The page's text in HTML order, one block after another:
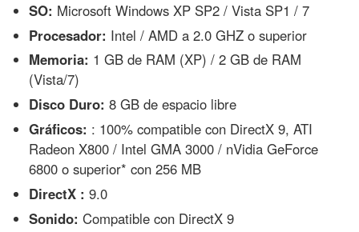
SO: Microsoft Windows XP SP2 / Vista SP1 / 7
Procesador: Intel / AMD a 2.0 GHZ o superior
Memoria: 1 GB de RAM (XP) / 2 GB de RAM
(Vista/7)
Disco Duro: 8 GB de espacio libre
Gráficos: : 100% compatible con DirectX 9, ATI
Radeon X800 / Intel GMA 3000 / nVidia GeForce
6800 o superior* con 256 MB
DirectX : 9.0
Sonido: Compatible con DirectX 9